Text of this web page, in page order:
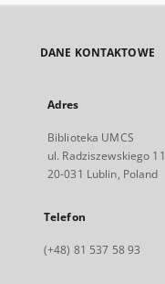
DANE KONTAKTOWE
Adres
Biblioteka UMCS
ul. Radziszewskiego 11
20-031 Lublin, Poland
Telefon
(+48) 81 537 58 93